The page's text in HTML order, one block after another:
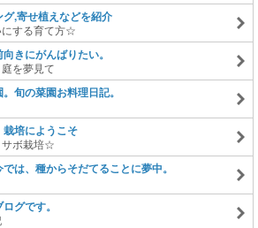
,寄せ植えなどを紹介
する育て方☆
きにがんばりたい。
を夢見て
旬の菜園お料理日記。
培にようこそ
ボ栽培☆
は、種からそだてることに夢中。
グです。